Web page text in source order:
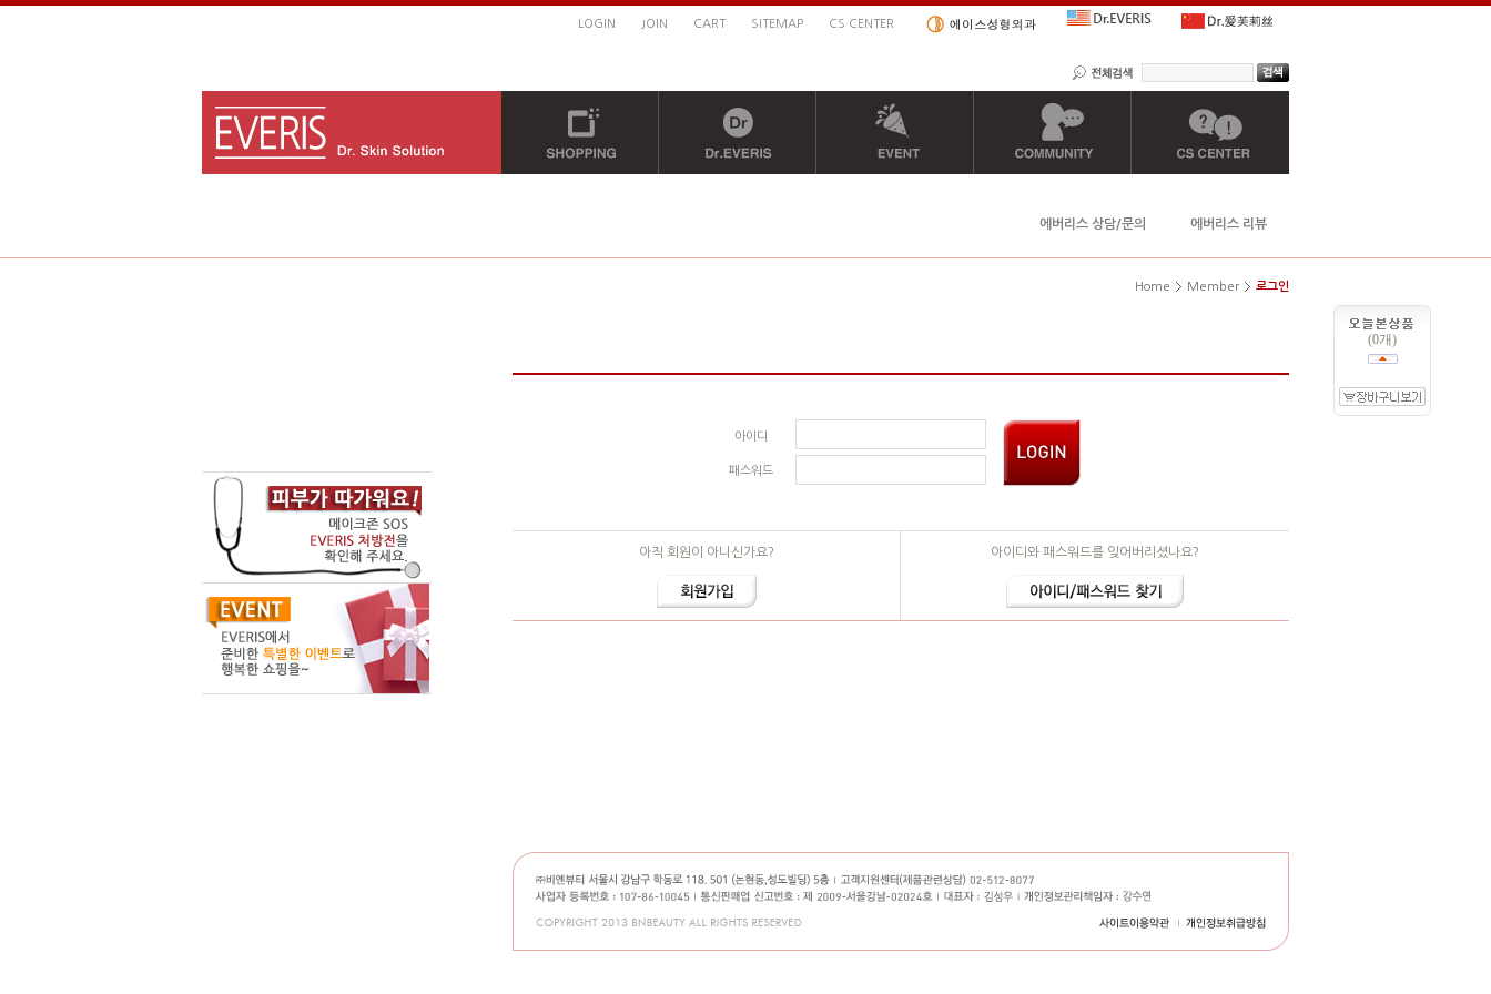
LOGIN JOIN CART SITEMAP CS CENTER
에버리스 상담/문의 에버리스 리뷰
Home Member 로그인
(0개)
아이디
패스워드
아직 회원이 아니신가요? 아이디와 패스워드를 잊어버리셨나요?